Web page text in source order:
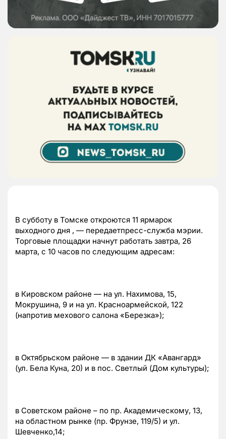
В субботу в Томске откроются 11 ярмарок
выходного дня , — передаетпресс-служба мэрии.
Торговые площадки начнут работать завтра, 26
марта, с 10 часов по следующим адресам:
в Кировском районе — на ул. Нахимова, 15,
Мокрушина, 9 и на ул. Красноармейской, 122
(напротив мехового салона «Березка»);
в Октябрьском районе — в здании ДК «Авангард»
(ул. Бела Куна, 20) и в пос. Светлый (Дом культуры);
в Советском районе – по пр. Академическому, 13,
на областном рынке (пр. Фрунзе, 119/5) и ул.
Шевченко,14;